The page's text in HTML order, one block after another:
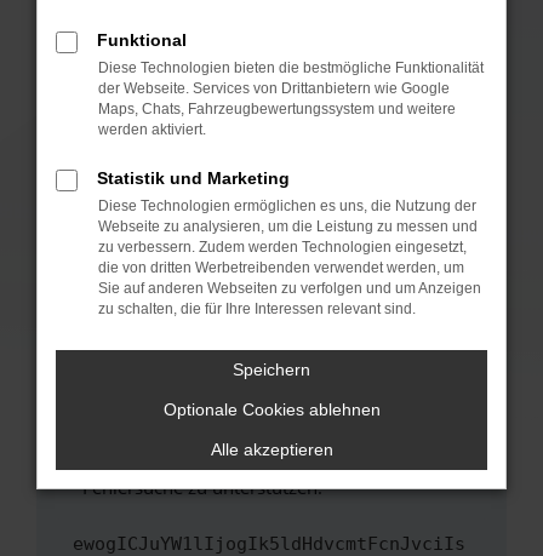
anderen Browser oder in einem privaten
Fenster?
Starte dein Gerät neu.
Das kann manchmal helfen, vorübergehende
Probleme zu beheben.
Betriebssystem auf dem neuesten Stand
sind.
Veraltete Software birgt nicht nur ein
Sicherheitsrisiko, sondern kann auch dazu
führen, dass bestimmte Funktionen nicht mehr
unterstützt werden.
Wende dich an den Webseitenbetreiber.
Wenn du alle oben genannten Schritte versucht
hast, kontaktiere uns bitte. Wir werden
uns diesen Text schicken, um uns bei der
Fehlersuche zu unterstützen:
ewogICJuYW1lIjogIk5ldHdvcmtFcnJvciIs
Funktional
Diese Technologien bieten die bestmögliche Funktionalität
der Webseite. Services von Drittanbietern wie Google
Maps, Chats, Fahrzeugbewertungssystem und weitere
werden aktiviert.
Statistik und Marketing
Diese Technologien ermöglichen es uns, die Nutzung der
Webseite zu analysieren, um die Leistung zu messen und
zu verbessern. Zudem werden Technologien eingesetzt,
die von dritten Werbetreibenden verwendet werden, um
Sie auf anderen Webseiten zu verfolgen und um Anzeigen
zu schalten, die für Ihre Interessen relevant sind.
Speichern
Optionale Cookies ablehnen
Alle akzeptieren